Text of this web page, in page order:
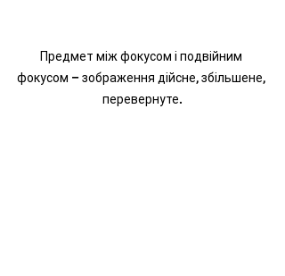
Предмет між фокусом і подвійним
фокусом – зображення дійсне, збільшене,
перевернуте.